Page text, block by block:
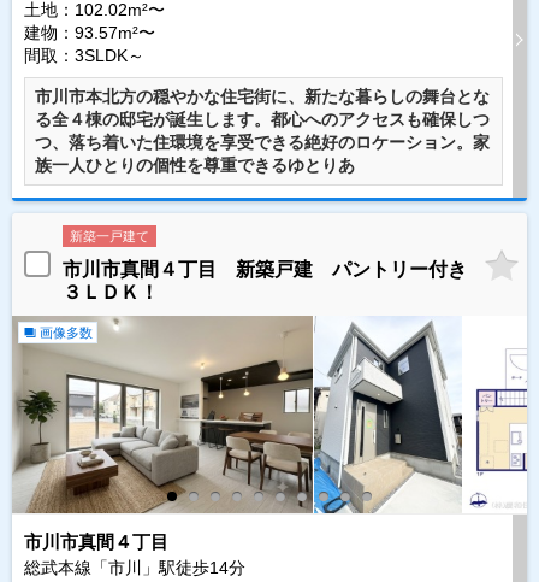
土地：102.02m²〜
建物：93.57m²〜
間取：3SLDK～
市川市本北方の穏やかな住宅街に、新たな暮らしの舞台とな
る全４棟の邸宅が誕生します。都心へのアクセスも確保しつ
つ、落ち着いた住環境を享受できる絶好のロケーション。家
族一人ひとりの個性を尊重できるゆとりあ
新築一戸建て
市川市真間４丁目 新築戸建 パントリー付き
３ＬＤＫ！
画像多数
市川市真間４丁目
総武本線「市川」駅徒歩14分